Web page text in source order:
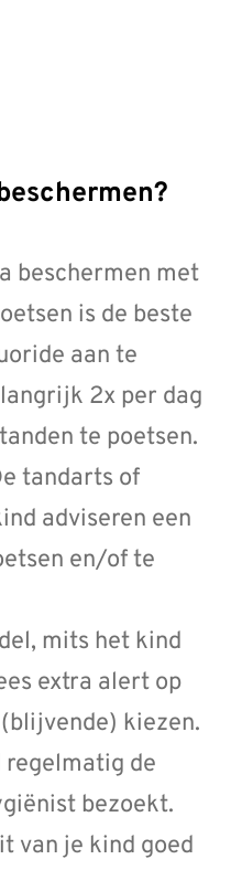
beschermen met
is de beste
aan te
2x per dag
te poetsen.
tandarts of
adviseren een
en/of te
mits het kind
extra alert op
kiezen.
de
bezoekt.
van je kind goed